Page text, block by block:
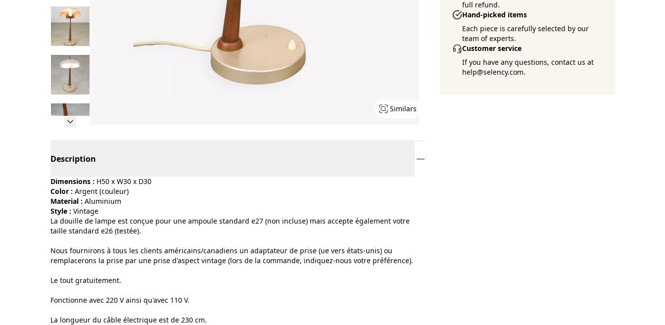
Similars
full refund.
Hand-picked items
Each piece is carefully selected by our
team of experts.
Customer service
If you have any questions, contact us at
help@selency.com.
Description
Dimensions : H50 x W30 x D30
Color :
argent (couleur)
Material :
aluminium
Style :
vintage
La douille de lampe est conçue pour une ampoule standard e27 (non incluse) mais accepte également votre
taille standard e26 (testée).
Nous fournirons à tous les clients américains/canadiens un adaptateur de prise (ue vers états-unis) ou
remplacerons la prise par une prise d'aspect vintage (lors de la commande, indiquez-nous votre préférence).
Le tout gratuitement.
Fonctionne avec 220 V ainsi qu'avec 110 V.
La longueur du câble électrique est de 230 cm.